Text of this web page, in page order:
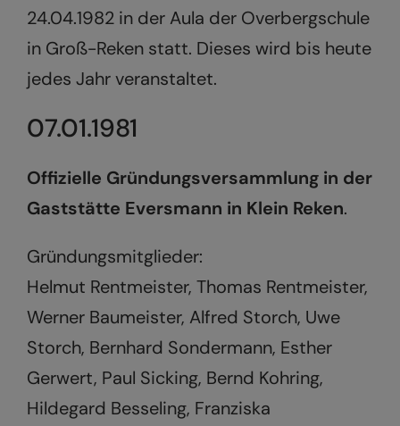
24.04.1982 in der Aula der Overbergschule
in Groß-Reken statt. Dieses wird bis heute
jedes Jahr veranstaltet.
07.01.1981
Offizielle Gründungsversammlung in der
Gaststätte Eversmann in Klein Reken.
Gründungsmitglieder:
Helmut Rentmeister, Thomas Rentmeister,
Werner Baumeister, Alfred Storch, Uwe
Storch, Bernhard Sondermann, Esther
Gerwert, Paul Sicking, Bernd Kohring,
Hildegard Besseling, Franziska